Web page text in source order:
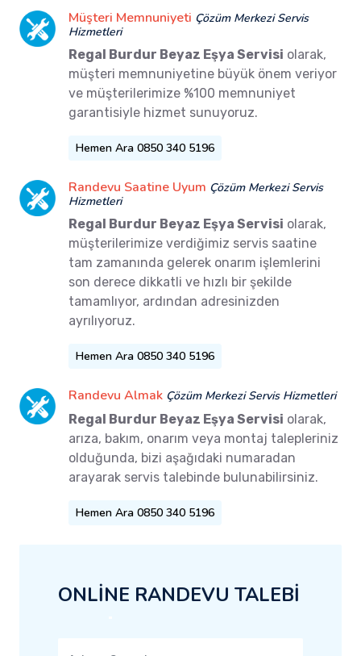
Müşteri Memnuniyeti Çözüm Merkezi Servis
Hizmetleri
Regal Burdur Beyaz Eşya Servisi olarak,
müşteri memnuniyetine büyük önem veriyor
ve müşterilerimize %100 memnuniyet
garantisiyle hizmet sunuyoruz.
Hemen Ara 0850 340 5196
Randevu Saatine Uyum Çözüm Merkezi Servis
Hizmetleri
Regal Burdur Beyaz Eşya Servisi olarak,
müşterilerimize verdiğimiz servis saatine
tam zamanında gelerek onarım işlemlerini
son derece dikkatli ve hızlı bir şekilde
tamamlıyor, ardından adresinizden
ayrılıyoruz.
Hemen Ara 0850 340 5196
Randevu Almak Çözüm Merkezi Servis Hizmetleri
Regal Burdur Beyaz Eşya Servisi olarak,
arıza, bakım, onarım veya montaj talepleriniz
olduğunda, bizi aşağıdaki numaradan
arayarak servis talebinde bulunabilirsiniz.
Hemen Ara 0850 340 5196
ONLİNE RANDEVU TALEBİ